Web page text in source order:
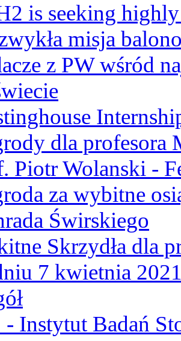
is seeking
misja
z PW wśród
dla profesora
Piotr Wolanski -
za wybitne
Świrskiego
Skrzydła dla
7 kwietnia
- Instytut Badań